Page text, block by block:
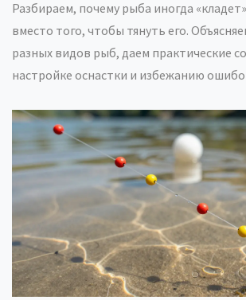
Разбираем, почему рыба иногда
вместо того, чтобы тянуть его.
разных видов рыб, даем практические
настройке оснастки и избежанию